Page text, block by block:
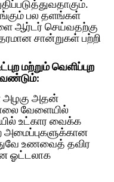
பல தளங்கள்
ஆர்டர் செய்வதற்கு
சான்றுகள் பற்றி
மற்றும் வெளிப்புற
அழகு அதன்
வேளையில்
உட்கார வைக்க
அமைப்புகளுக்கான
உணவைத் தவிர
ஓட்டலாக